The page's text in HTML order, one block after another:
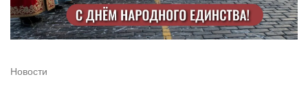
Новости